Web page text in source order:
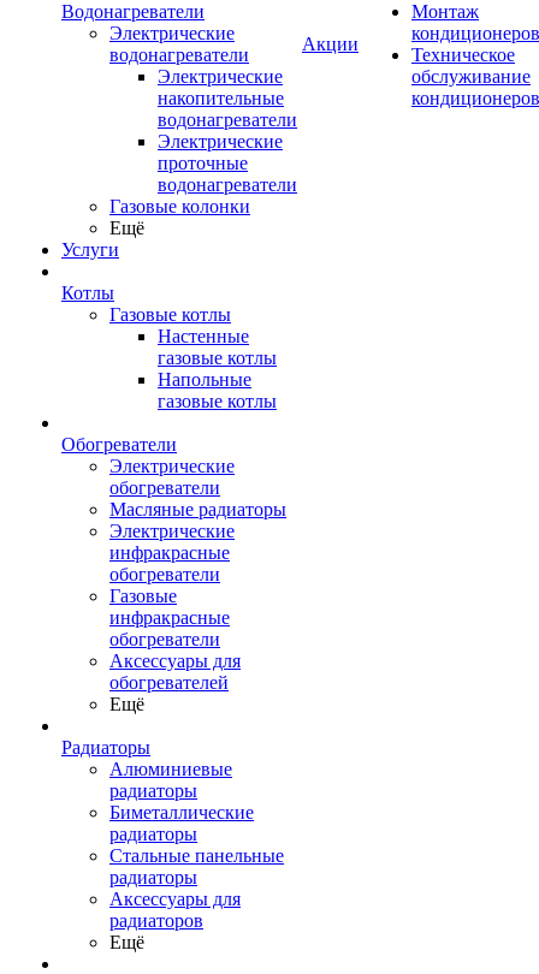
Водонагреватели
Электрические
водонагреватели
Электрические
накопительные
водонагреватели
Электрические
проточные
водонагреватели
Газовые колонки
Ещё
Услуги
Котлы
Газовые котлы
Настенные
газовые котлы
Напольные
газовые котлы
Обогреватели
Электрические
обогреватели
Масляные радиаторы
Электрические
инфракрасные
обогреватели
Газовые
инфракрасные
обогреватели
Аксессуары для
обогревателей
Ещё
Радиаторы
Алюминиевые
радиаторы
Биметаллические
радиаторы
Стальные панельные
радиаторы
Аксессуары для
радиаторов
Ещё
Акции
Монтаж
кондиционеров
Техническое
обслуживание
кондиционеров